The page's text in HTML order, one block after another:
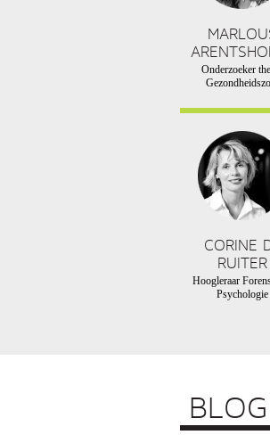
Onderzoeker
CORINE
RUITER
Hoogleraar
Psychologie
BLOG